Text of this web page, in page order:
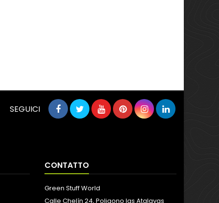
SEGUICI
CONTATTO
Green Stuff World
Calle Chelín 24, Poligono las Atalayas